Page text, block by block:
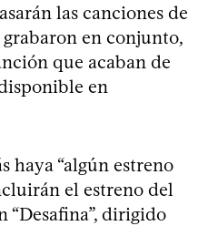
las canciones de
en conjunto,
que acaban de
en
haya “algún estreno
el estreno del
dirigido